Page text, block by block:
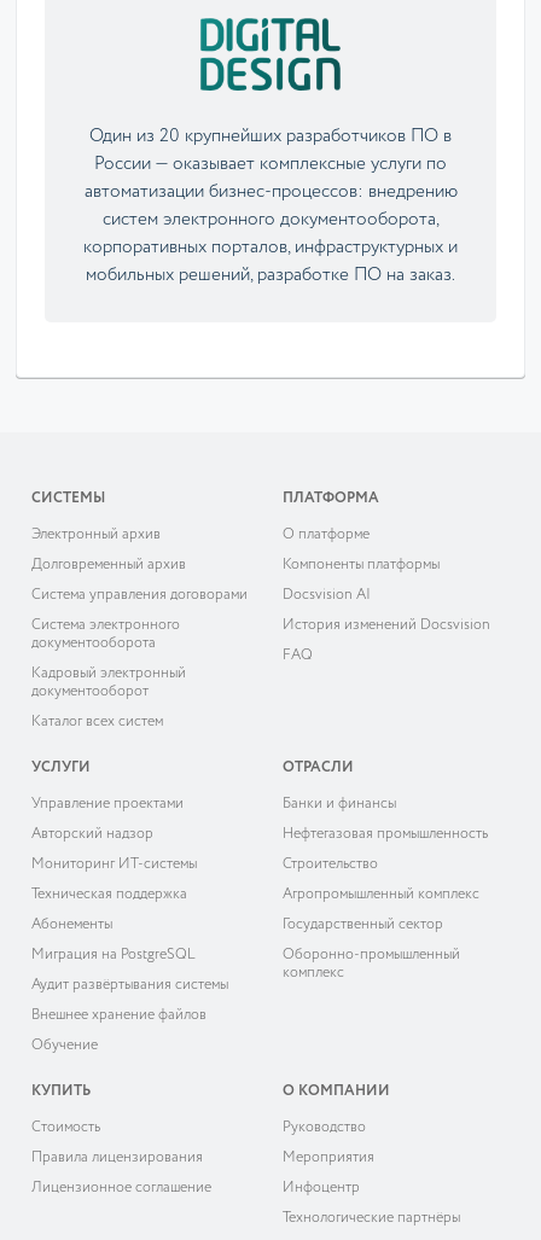
Один из 20 крупнейших разработчиков ПО в
России — оказывает комплексные услуги по
автоматизации бизнес-процессов: внедрению
систем электронного документооборота,
корпоративных порталов, инфраструктурных и
мобильных решений, разработке ПО на заказ.
СИСТЕМЫ
Электронный архив
Долговременный архив
Система управления договорами
Система электронного
документооборота
Кадровый электронный
документооборот
Каталог всех систем
ПЛАТФОРМА
О платформе
Компоненты платформы
Docsvision AI
История изменений Docsvision
FAQ
УСЛУГИ
Управление проектами
Авторский надзор
Мониторинг ИТ-системы
Техническая поддержка
Абонементы
Миграция на PostgreSQL
Аудит развёртывания системы
Внешнее хранение файлов
Обучение
ОТРАСЛИ
Банки и финансы
Нефтегазовая промышленность
Строительство
Агропромышленный комплекс
Государственный сектор
Оборонно-промышленный
комплекс
КУПИТЬ
Cтоимость
Правила лицензирования
Лицензионное соглашение
О КОМПАНИИ
Руководство
Мероприятия
Инфоцентр
Технологические партнёры